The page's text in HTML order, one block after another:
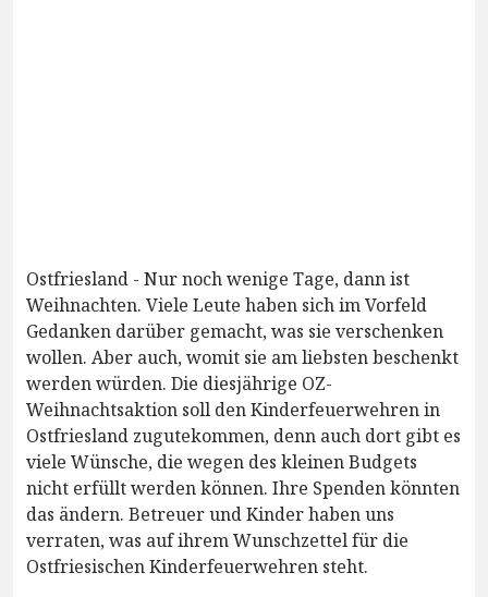
Ostfriesland - Nur noch wenige Tage, dann ist
Weihnachten. Viele Leute haben sich im Vorfeld
Gedanken darüber gemacht, was sie verschenken
wollen. Aber auch, womit sie am liebsten beschenkt
werden würden. Die diesjährige OZ-
Weihnachtsaktion soll den Kinderfeuerwehren in
Ostfriesland zugutekommen, denn auch dort gibt es
viele Wünsche, die wegen des kleinen Budgets
nicht erfüllt werden können. Ihre Spenden könnten
das ändern. Betreuer und Kinder haben uns
verraten, was auf ihrem Wunschzettel für die
Ostfriesischen Kinderfeuerwehren steht.